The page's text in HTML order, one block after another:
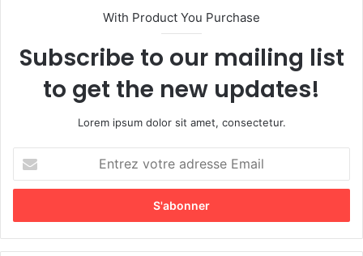
With Product You Purchase
Subscribe to our mailing list
to get the new updates!
Lorem ipsum dolor sit amet, consectetur.
t
e
z